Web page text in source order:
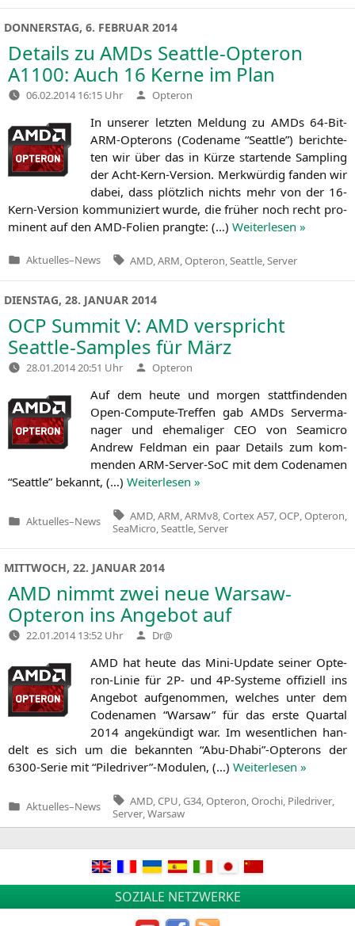
DONNERSTAG, 6. FEBRUAR 2014
Details zu AMDs Seattle-Opteron
A1100: Auch 16 Kerne im Plan
06.02.2014 16:15 Uhr Verfasst
von
Opteron
In unse­rer letz­ten Mel­dung zu AMDs 64-Bit-
ARM-Opte­rons (Code­na­me “Seat­tle”) berich­te­
ten wir über das in Kür­ze star­ten­de Sam­pling
der Acht-Kern-Ver­si­on. Merk­wür­dig fan­den wir
dabei, dass plötz­lich nichts mehr von der 16-
Kern-Ver­si­on kom­mu­ni­ziert wur­de, die frü­her noch recht pro­
mi­nent auf den AMD-Foli­en prang­te: (…) Wei­ter­le­sen »
Veröffentlicht
Aktuelles–News Tags:
AMD ARM Opteron Seattle Server
DIENSTAG, 28. JANUAR 2014
OCP Summit V: AMD verspricht
Seattle-Samples für März
28.01.2014 20:51 Uhr Verfasst
von
Opteron
Auf dem heu­te und mor­gen statt­fin­den­den
Open-Com­pu­te-Tref­fen gab AMDs Ser­ver­ma­
na­ger und ehe­ma­li­ger CEO von Sea­mi­cro
Andrew Feld­man ein paar Details zum kom­
men­den ARM-Ser­ver-SoC mit dem Code­na­men
“Seat­tle” bekannt, (…) Wei­ter­le­sen »
Veröffentlicht
Aktuelles–News
Tags:
AMD ARM ARMv8 Cortex A57 OCP Opteron
SeaMicro Seattle, Server
MITTWOCH, 22. JANUAR 2014
AMD nimmt zwei neue Warsaw-
Opteron ins Angebot auf
22.01.2014 13:52 Uhr Verfasst
von
Dr@
AMD hat heu­te das Mini-Update sei­ner Opte­
ron-Linie für 2P-und 4P-Sys­te­me offi­zi­ell ins
Ange­bot auf­ge­nom­men, wel­ches unter dem
Code­na­men “War­saw” für das ers­te Quar­tal
2014 ange­kün­digt war. Im wesent­li­chen han­
delt es sich um die bekann­ten “Abu-Dhabi”-Opterons der
6300-Serie mit “Piledriver”-Modulen, (…) Wei­ter­le­sen »
Veröffentlicht
Aktuelles–News
Tags:
AMD CPU G34 Opteron Orochi Piledriver
Server, Warsaw
SOZIALE NETZWERKE